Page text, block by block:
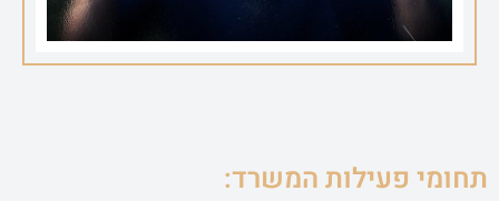
תחומי פעילות המשרד: